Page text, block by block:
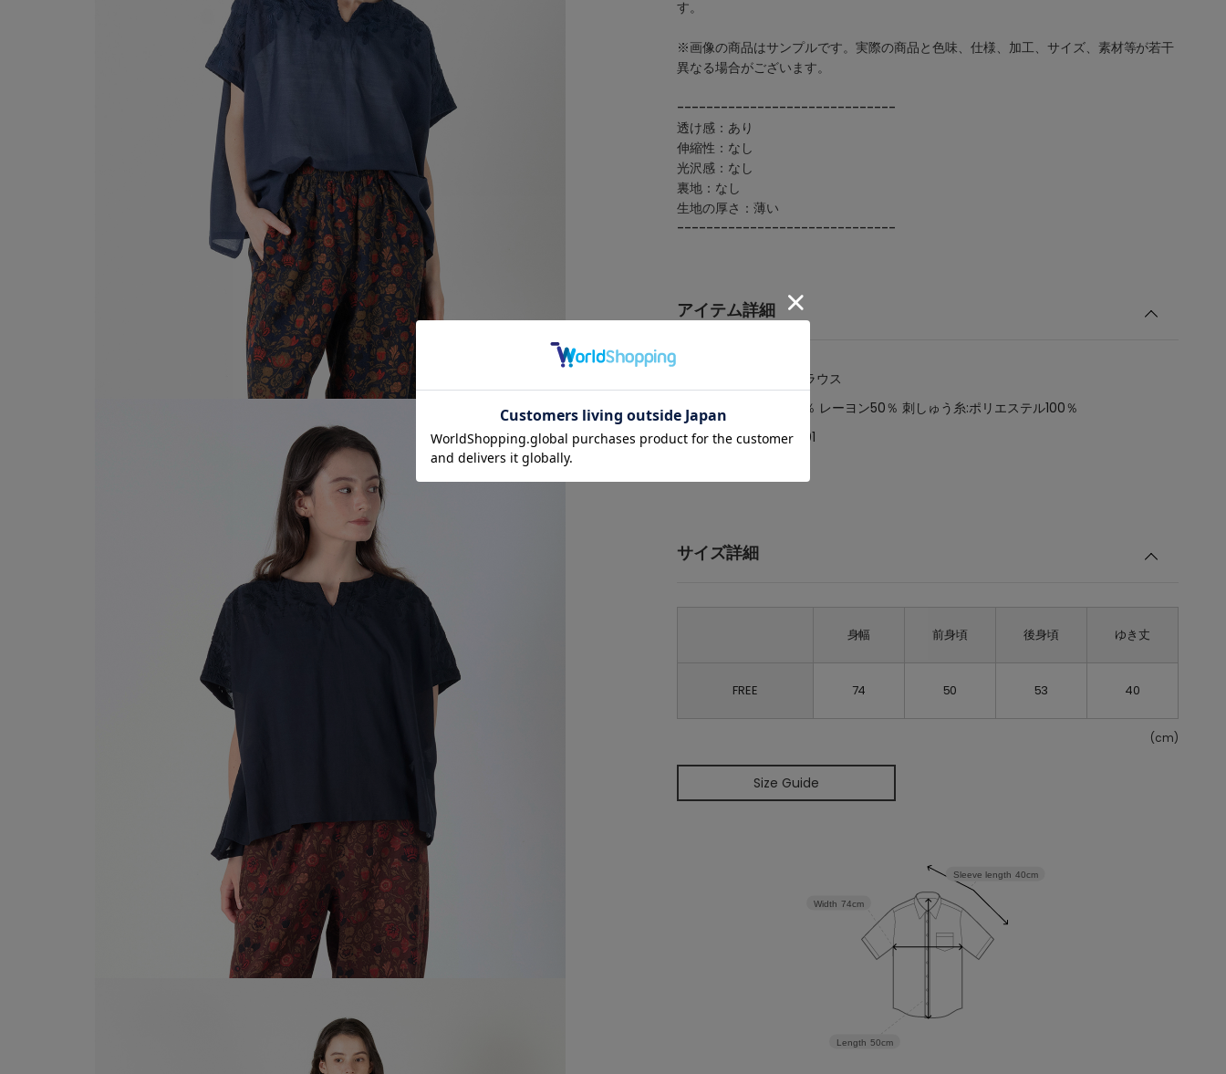
す。
※画像の商品はサンプルです。実際の商品と色味、仕様、加工、サイズ、素材等が若干
異なる場合がございます。
------------------------------
透け感：あり
伸縮性：なし
光沢感：なし
裏地：なし
生地の厚さ：薄い
------------------------------
アイテム詳細
シャツ/ブラウス
素材
本体:綿50％ レーヨン50％ 刺しゅう糸:ポリエステル100％
品番
A0763FB101
サイズ詳細
身幅 前身頃 後身頃 ゆき丈
FREE 74 50 53 40
(cm)
Size Guide
Sleeve length 40cm
Length 50cm
Width 74cm